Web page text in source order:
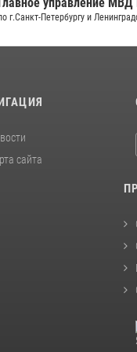
г.Санкт-Петербургу и
сайта